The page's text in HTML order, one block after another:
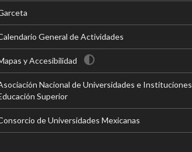
General de Actividades
y Accesibilidad
Nacional de Universidades e Instituciones
Superior
de Universidades Mexicanas